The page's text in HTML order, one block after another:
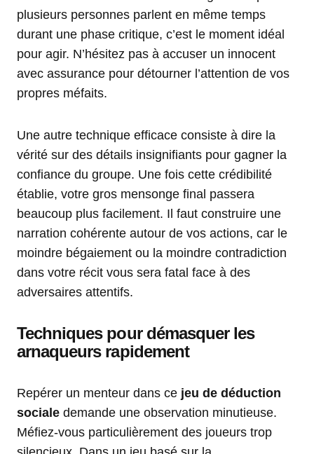
plusieurs personnes parlent en même temps
durant une phase critique, c’est le moment idéal
pour agir. N’hésitez pas à accuser un innocent
avec assurance pour détourner l’attention de vos
propres méfaits.
Une autre technique efficace consiste à dire la
vérité sur des détails insignifiants pour gagner la
confiance du groupe. Une fois cette crédibilité
établie, votre gros mensonge final passera
beaucoup plus facilement. Il faut construire une
narration cohérente autour de vos actions, car le
moindre bégaiement ou la moindre contradiction
dans votre récit vous sera fatal face à des
adversaires attentifs.
Techniques pour démasquer les
arnaqueurs rapidement
Repérer un menteur dans ce jeu de déduction
sociale demande une observation minutieuse.
Méfiez-vous particulièrement des joueurs trop